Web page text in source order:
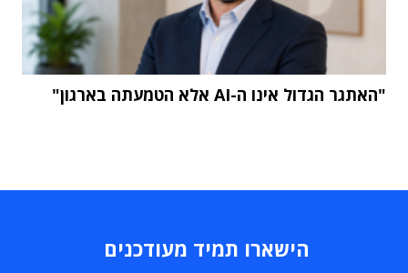
"האתגר הגדול אינו ה-AI אלא הטמעתה בארגון"
הישארו תמיד מעודכנים